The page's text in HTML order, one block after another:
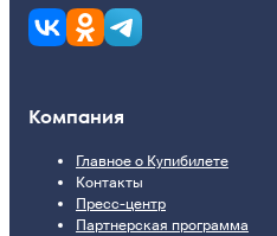
Компания
Главное о Купибилете
Контакты
Пресс-центр
Партнерская программа